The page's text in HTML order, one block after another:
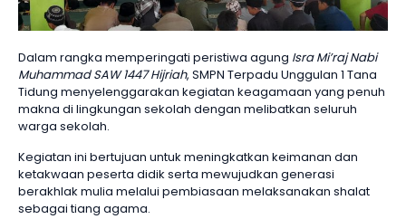
Dalam rangka memperingati peristiwa agung Isra Mi’raj Nabi
Muhammad SAW 1447 Hijriah, SMPN Terpadu Unggulan 1 Tana
Tidung menyelenggarakan kegiatan keagamaan yang penuh
makna di lingkungan sekolah dengan melibatkan seluruh
warga sekolah.
Kegiatan ini bertujuan untuk meningkatkan keimanan dan
ketakwaan peserta didik serta mewujudkan generasi
berakhlak mulia melalui pembiasaan melaksanakan shalat
sebagai tiang agama.